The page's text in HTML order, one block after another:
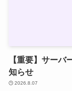
【重要】サー
知らせ
2026.8.07